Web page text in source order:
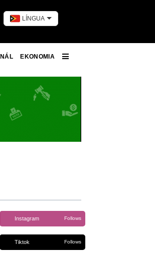
LÍNGUA
EKONOMIA
Instagram Follows
Tiktok Follows